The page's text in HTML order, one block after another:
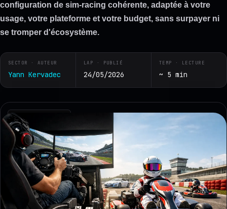
configuration de sim-racing cohérente, adaptée à votre
usage, votre plateforme et votre budget, sans surpayer ni
se tromper d'écosystème.
SECTOR · AUTEUR
Yann Kervadec
LAP · PUBLIÉ
24/05/2026
TEMP · LECTURE
~ 5 min
RZ · TELEMETRY